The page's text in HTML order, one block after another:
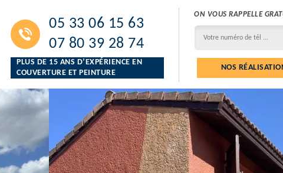
05 33 06 15 63
07 80 39 28 74
PLUS DE 15 ANS D’EXPÉRIENCE EN
COUVERTURE ET PEINTURE
ON VOUS RAPPELLE
NOS